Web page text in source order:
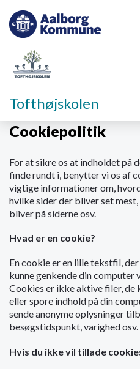
t
Tofthøjskolen
Cookiepolitik
For at sikre os at indholdet på
finde rundt i, benytter vi os af
vigtige informationer om,
hvilke sider der bliver set
bliver på siderne osv.
Hvad er en cookie?
En cookie er en lille tekstfil,
kunne genkende din computer
Cookies er ikke aktive filer, de
eller spore indhold på din
sende anonyme oplysninger
besøgstidspunkt, varighed osv.
Hvis du ikke vil tillade